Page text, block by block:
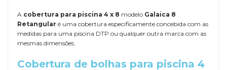
A cobertura para piscina 4 x 8 modelo Galaica 8
Retangular é uma cobertura especificamente concebida com as
medidas para uma piscina DTP ou qualquer outra marca com as
mesmas dimensões.
Cobertura de bolhas para piscina 4